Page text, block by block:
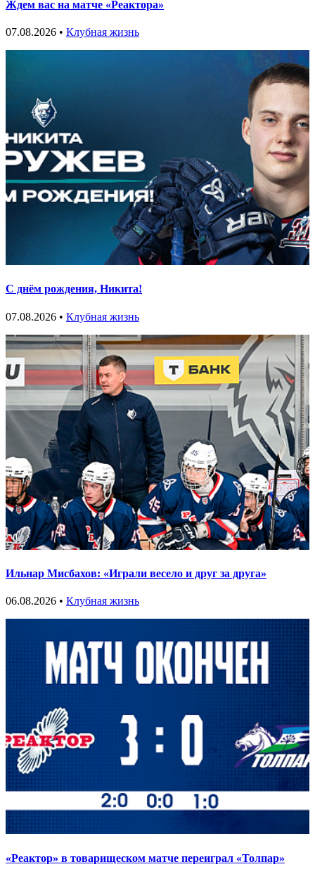
Ждем вас на матче «Реактора»
07.08.2026 • Клубная жизнь
С днём рождения, Никита!
07.08.2026 • Клубная жизнь
Ильнар Мисбахов: «Играли весело и друг за друга»
06.08.2026 • Клубная жизнь
«Реактор» в товарищеском матче переиграл «Толпар»